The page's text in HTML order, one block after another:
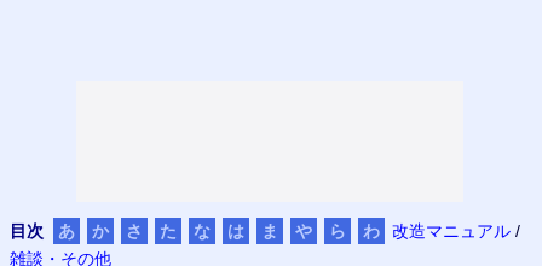
目次 あ か さ た な は ま や ら わ 改造マニュアル /
雑談・その他